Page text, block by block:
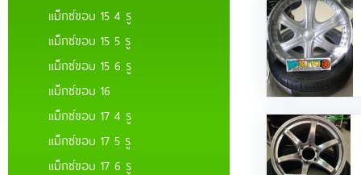
แม็กซ์ขอบ 15 4 รู
แม็กซ์ขอบ 15 5 รู
แม็กซ์ขอบ 15 6 รู
แม็กซ์ขอบ 16
แม็กซ์ขอบ 17 4 รู
แม็กซ์ขอบ 17 5 รู
แม็กซ์ขอบ 17 6 รู